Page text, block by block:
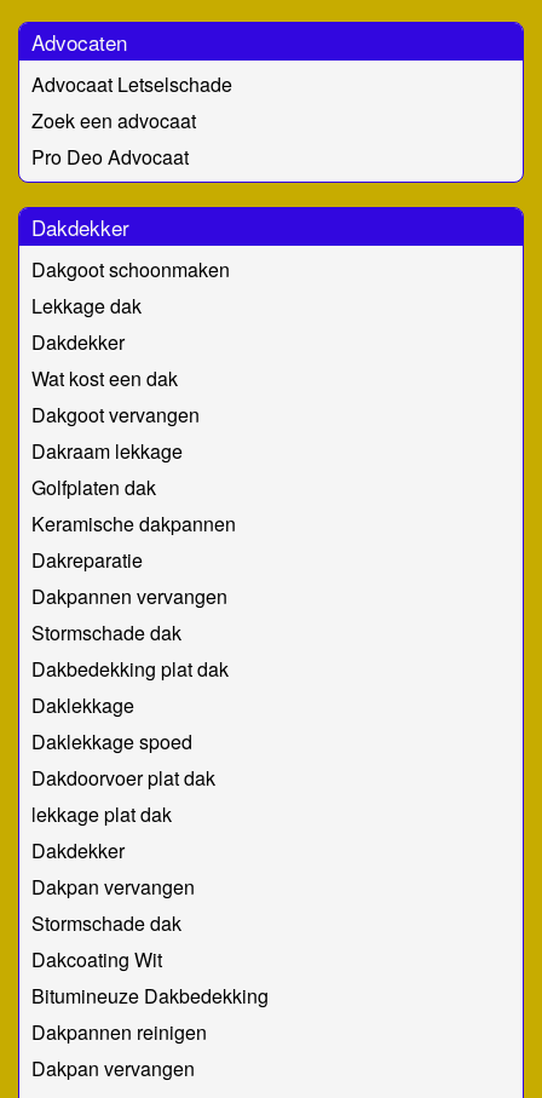
Advocaten
Advocaat Letselschade
Zoek een advocaat
Pro Deo Advocaat
Dakdekker
Dakgoot schoonmaken
Lekkage dak
Dakdekker
Wat kost een dak
Dakgoot vervangen
Dakraam lekkage
Golfplaten dak
Keramische dakpannen
Dakreparatie
Dakpannen vervangen
Stormschade dak
Dakbedekking plat dak
Daklekkage
Daklekkage spoed
Dakdoorvoer plat dak
lekkage plat dak
Dakdekker
Dakpan vervangen
Stormschade dak
Dakcoating Wit
Bitumineuze Dakbedekking
Dakpannen reinigen
Dakpan vervangen